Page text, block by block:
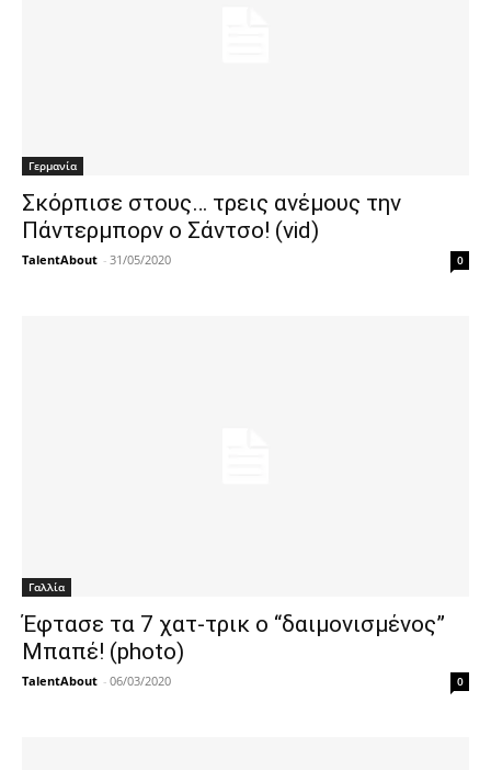
Γερμανία
Σκόρπισε στους… τρεις ανέμους την
Πάντερμπορν ο Σάντσο! (vid)
TalentAbout - 31/05/2020 0
Γαλλία
Έφτασε τα 7 χατ-τρικ ο “δαιμονισμένος”
Μπαπέ! (photo)
TalentAbout - 06/03/2020 0